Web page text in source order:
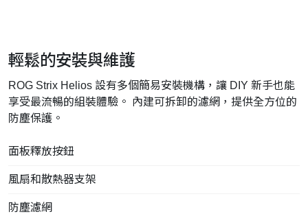
輕鬆的安裝與維護
ROG Strix Helios 設有多個簡易安裝機構，讓 DIY 新手也能
享受最流暢的組裝體驗。 內建可拆卸的濾網，提供全方位的
防塵保護。
面板釋放按鈕
風扇和散熱器支架
防塵濾網